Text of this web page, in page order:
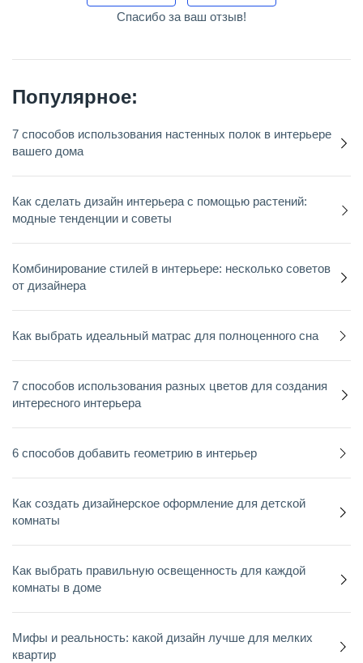
Спасибо за ваш отзыв!
Популярное:
7 способов использования настенных полок в интерьере
вашего дома
Как сделать дизайн интерьера с помощью растений:
модные тенденции и советы
Комбинирование стилей в интерьере: несколько советов
от дизайнера
Как выбрать идеальный матрас для полноценного сна
7 способов использования разных цветов для создания
интересного интерьера
6 способов добавить геометрию в интерьер
Как создать дизайнерское оформление для детской
комнаты
Как выбрать правильную освещенность для каждой
комнаты в доме
Мифы и реальность: какой дизайн лучше для мелких
квартир